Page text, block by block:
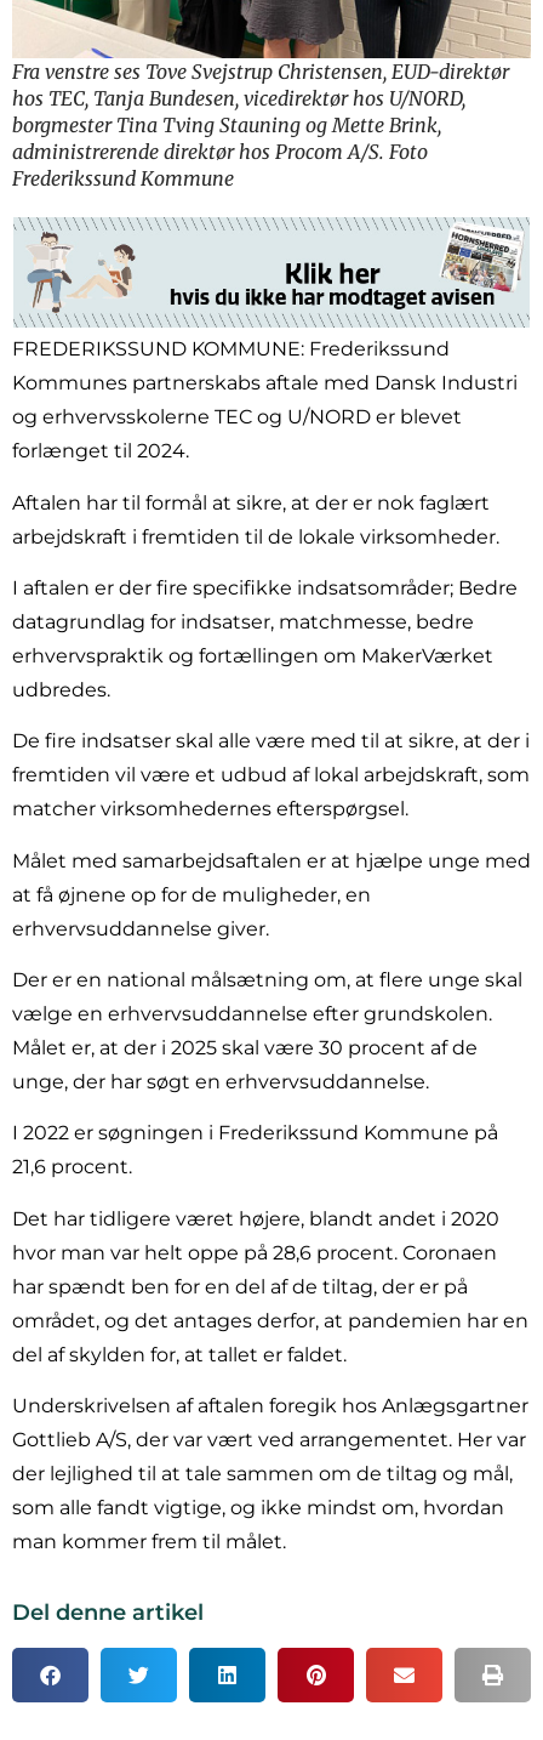
Fra venstre ses Tove Svejstrup Christensen, EUD-direktør
hos TEC, Tanja Bundesen, vicedirektør hos U/NORD,
borgmester Tina Tving Stauning og Mette Brink,
administrerende direktør hos Procom A/S. Foto
Frederikssund Kommune
FREDERIKSSUND KOMMUNE: Frederikssund
Kommunes partnerskabs aftale med Dansk Industri
og erhvervsskolerne TEC og U/NORD er blevet
forlænget til 2024.
Aftalen har til formål at sikre, at der er nok faglært
arbejdskraft i fremtiden til de lokale virksomheder.
I aftalen er der fire specifikke indsatsområder; Bedre
datagrundlag for indsatser, matchmesse, bedre
erhvervspraktik og fortællingen om MakerVærket
udbredes.
De fire indsatser skal alle være med til at sikre, at der i
fremtiden vil være et udbud af lokal arbejdskraft, som
matcher virksomhedernes efterspørgsel.
Målet med samarbejdsaftalen er at hjælpe unge med
at få øjnene op for de muligheder, en
erhvervsuddannelse giver.
Der er en national målsætning om, at flere unge skal
vælge en erhvervsuddannelse efter grundskolen.
Målet er, at der i 2025 skal være 30 procent af de
unge, der har søgt en erhvervsuddannelse.
I 2022 er søgningen i Frederikssund Kommune på
21,6 procent.
Det har tidligere været højere, blandt andet i 2020
hvor man var helt oppe på 28,6 procent. Coronaen
har spændt ben for en del af de tiltag, der er på
området, og det antages derfor, at pandemien har en
del af skylden for, at tallet er faldet.
Underskrivelsen af aftalen foregik hos Anlægsgartner
Gottlieb A/S, der var vært ved arrangementet. Her var
der lejlighed til at tale sammen om de tiltag og mål,
som alle fandt vigtige, og ikke mindst om, hvordan
man kommer frem til målet.
Del denne artikel